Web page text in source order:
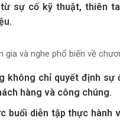
sự cố kỹ thuật, thiên
và nghe phổ biến về
không chỉ quyết định
hàng và công chúng.
buổi diễn tập thực hành